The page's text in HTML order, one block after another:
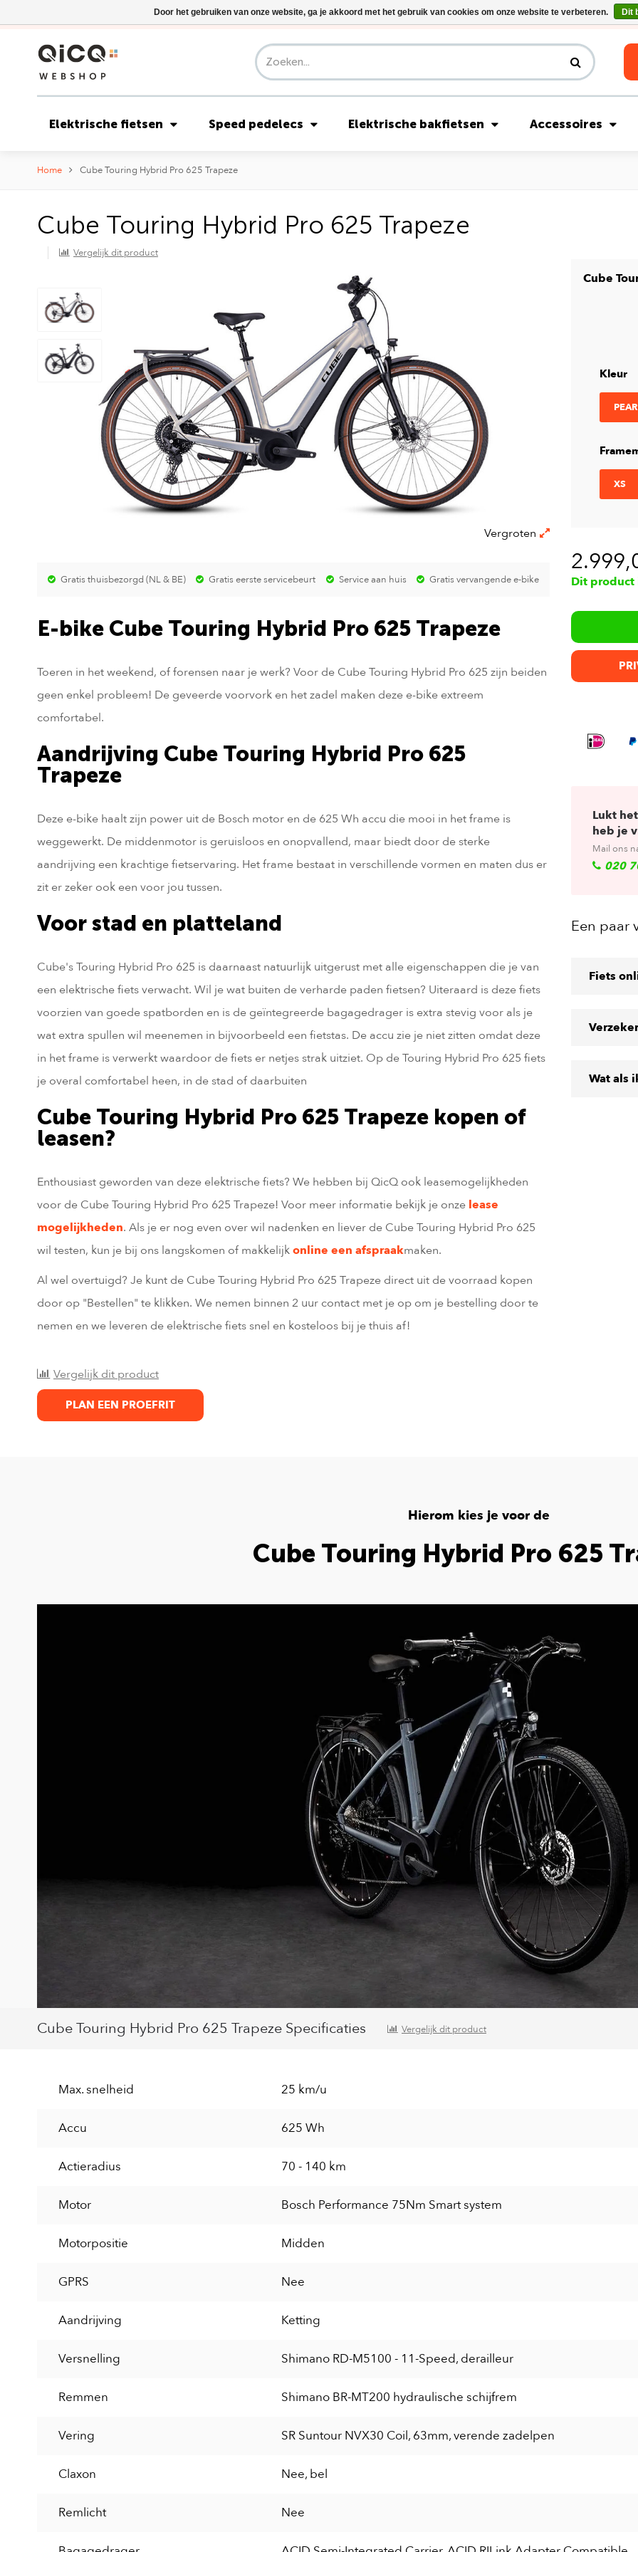
Riese & Müller Nevo5 Silent Core nu direct uit voorraad leverbaar!
Elektrische fietsen Speed pedelecs Elektrische bakfietsen Accessoires
Home Cube Touring Hybrid Pro 625 Trapeze
Cube Touring Hybrid Pro 625 Trapeze
Vergelijk dit product
Vergroten
Gratis thuisbezorgd (NL & BE) Gratis eerste servicebeurt Service aan huis Gratis vervangende e-bike
E-bike Cube Touring Hybrid Pro 625 Trapeze
Toeren in het weekend, of forensen naar je werk? Voor de Cube Touring Hybrid Pro 625 zijn beiden
geen enkel probleem! De geveerde voorvork en het zadel maken deze e-bike extreem
comfortabel.
Aandrijving Cube Touring Hybrid Pro 625
Trapeze
Deze e-bike haalt zijn power uit de Bosch motor en de 625 Wh accu die mooi in het frame is
weggewerkt. De middenmotor is geruisloos en onopvallend, maar biedt door de sterke
aandrijving een krachtige fietservaring. Het frame bestaat in verschillende vormen en maten dus er
zit er zeker ook een voor jou tussen.
Voor stad en platteland
Cube's Touring Hybrid Pro 625 is daarnaast natuurlijk uitgerust met alle eigenschappen die je van
een elektrische fiets verwacht. Wil je wat buiten de verharde paden fietsen? Uiteraard is deze fiets
voorzien van goede spatborden en is de geïntegreerde bagagedrager is extra stevig voor als je
wat extra spullen wil meenemen in bijvoorbeeld een fietstas. De accu zie je niet zitten omdat deze
in het frame is verwerkt waardoor de fiets er netjes strak uitziet. Op de Touring Hybrid Pro 625 fiets
je overal comfortabel heen, in de stad of daarbuiten
Cube Touring Hybrid Pro 625 Trapeze kopen of
leasen?
Enthousiast geworden van deze elektrische fiets? We hebben bij QicQ ook leasemogelijkheden
voor de Cube Touring Hybrid Pro 625 Trapeze! Voor meer informatie bekijk je onze lease
mogelijkheden. Als je er nog even over wil nadenken en liever de Cube Touring Hybrid Pro 625
wil testen, kun je bij ons langskomen of makkelijkonline een afspraakmaken.
Al wel overtuigd? Je kunt de Cube Touring Hybrid Pro 625 Trapeze direct uit de voorraad kopen
door op "Bestellen" te klikken. We nemen binnen 2 uur contact met je op om je bestelling door te
nemen en we leveren de elektrische fiets snel en kosteloos bij je thuis af!
Vergelijk dit product
PLAN EEN PROEFRIT
Cube
Kleur
XS
Dit product
Lukt
heb je
Mail ons
020
Een paar
Fiets
Wat als
Hierom kies je voor de
Cube Touring Hybrid Pro 625
Cube Touring Hybrid Pro 625 Trapeze Specificaties Vergelijk dit product
Max. snelheid 25 km/u
Accu 625 Wh
Actieradius 70 - 140 km
Motor Bosch Performance 75Nm Smart system
Motorpositie Midden
GPRS Nee
Aandrijving Ketting
Versnelling Shimano RD-M5100 - 11-Speed, derailleur
Remmen Shimano BR-MT200 hydraulische schijfrem
Vering SR Suntour NVX30 Coil, 63mm, verende zadelpen
Claxon Nee, bel
Remlicht Nee
Door het gebruiken van onze website, ga je akkoord met het gebruik van cookies om onze website te verbeteren. Dit